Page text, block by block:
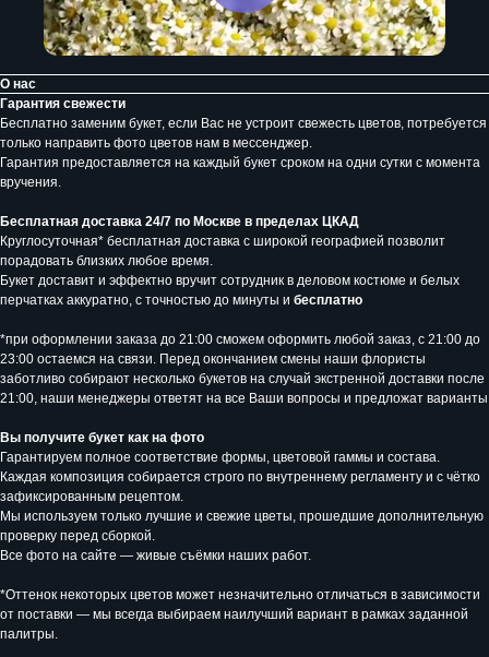
О нас
Гарантия свежести
Бесплатно заменим букет, если Вас не устроит свежесть цветов, потребуется
только направить фото цветов нам в мессенджер.
Гарантия предоставляется на каждый букет сроком на одни сутки с момента
вручения.
Бесплатная доставка 24/7 по Москве в пределах ЦКАД
Круглосуточная* бесплатная доставка с широкой географией позволит
порадовать близких любое время.
Букет доставит и эффектно вручит сотрудник в деловом костюме и белых
перчатках аккуратно, с точностью до минуты и бесплатно
*при оформлении заказа до 21:00 сможем оформить любой заказ, с 21:00 до
23:00 остаемся на связи. Перед окончанием смены наши флористы
заботливо собирают несколько букетов на случай экстренной доставки после
21:00, наши менеджеры ответят на все Ваши вопросы и предложат варианты
Вы получите букет как на фото
Гарантируем полное соответствие формы, цветовой гаммы и состава.
Каждая композиция собирается строго по внутреннему регламенту и с чётко
зафиксированным рецептом.
Мы используем только лучшие и свежие цветы, прошедшие дополнительную
проверку перед сборкой.
Все фото на сайте — живые съёмки наших работ.
*Оттенок некоторых цветов может незначительно отличаться в зависимости
от поставки — мы всегда выбираем наилучший вариант в рамках заданной
палитры.